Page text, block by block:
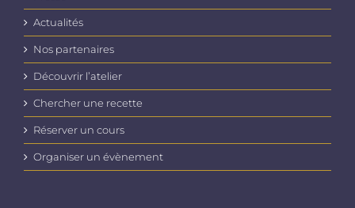
Actualités
Nos partenaires
Découvrir l’atelier
Chercher une recette
Réserver un cours
Organiser un évènement